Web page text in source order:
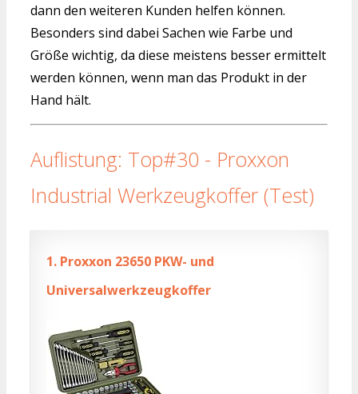
dann den weiteren Kunden helfen können.
Besonders sind dabei Sachen wie Farbe und
Größe wichtig, da diese meistens besser ermittelt
werden können, wenn man das Produkt in der
Hand hält.
Auflistung: Top#30 - Proxxon
Industrial Werkzeugkoffer (Test)
1. Proxxon 23650 PKW- und
Universalwerkzeugkoffer